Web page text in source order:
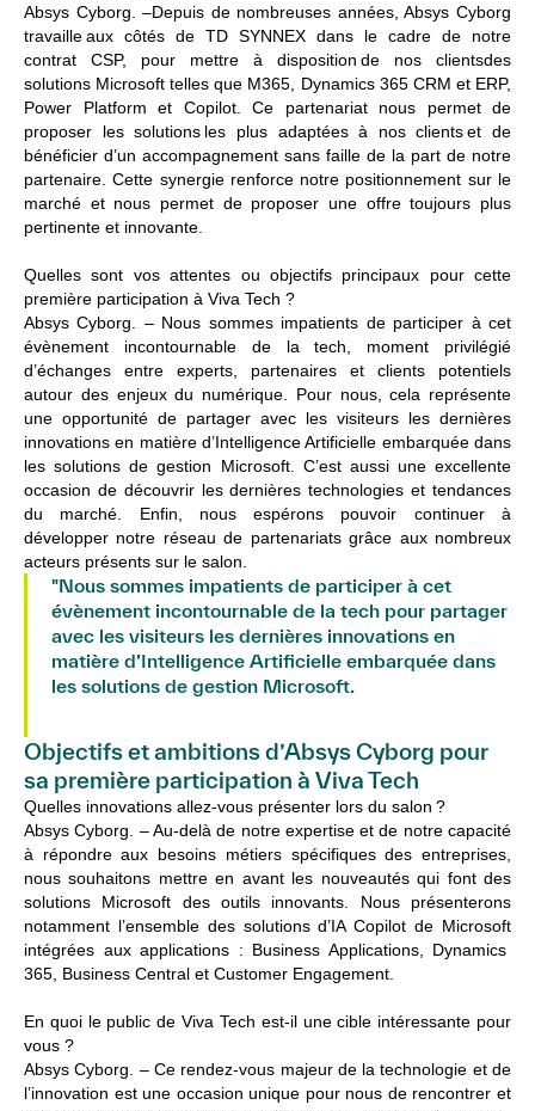
Absys Cyborg. –Depuis de nombreuses années, Absys Cyborg
travaille aux côtés de TD SYNNEX dans le cadre de notre
contrat CSP, pour mettre à disposition de nos clientsdes
solutions Microsoft telles que M365, Dynamics 365 CRM et ERP,
Power Platform et Copilot. Ce partenariat nous permet de
proposer les solutions les plus adaptées à nos clientset de
bénéficier d’un accompagnement sans faille de la part de notre
partenaire.Cette synergie renforce notre positionnement sur le
marché et nous permet de proposer une offre toujours plus
pertinente et innovante.
Quelles sont vos attentes ou objectifs principaux pour cette
première participation à Viva Tech ?
Absys Cyborg. –Nous sommes impatients de participer à cet
évènement incontournable de la tech, moment privilégié
d’échanges entre experts, partenaires et clients potentiels
autour des enjeux du numérique. Pour nous, cela représente
une opportunité de partager avec les visiteurs les dernières
innovations en matière d’Intelligence Artificielle embarquée dans
les solutions de gestion Microsoft. C’est aussi une excellente
occasion de découvrir les dernières technologies et tendances
du marché. Enfin, nous espérons pouvoir continuer à
développer notre réseau de partenariats grâce aux nombreux
acteurs présents sur le salon.
"Nous sommes impatients de participer à cet
évènement incontournable de la tech pour partager
avec les visiteurs les dernières innovations en
matière d’Intelligence Artificielle embarquée dans
les solutions de gestion Microsoft.
Objectifs et ambitions d’Absys Cyborg pour
sa première participation à Viva Tech
Quelles innovations allez-vous présenter lors du salon ?
Absys Cyborg. –Au-delà de notre expertise et de notre capacité
à répondre aux besoins métiers spécifiques des entreprises,
nous souhaitons mettre en avant les nouveautés qui font des
solutions Microsoft des outils innovants. Nous présenterons
notamment l’ensemble des solutions d’IA Copilot de Microsoft
intégrées aux applications : Business Applications, Dynamics
365, Business Central et Customer Engagement.
En quoi le public de Viva Tech est-il une cible intéressante pour
vous ?
Absys Cyborg. –Ce rendez-vous majeur de la technologie et de
l’innovation est une occasion unique pour nous de rencontrer et